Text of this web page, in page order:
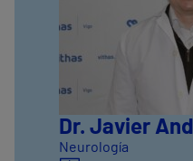
Dr. Javier
Neurología